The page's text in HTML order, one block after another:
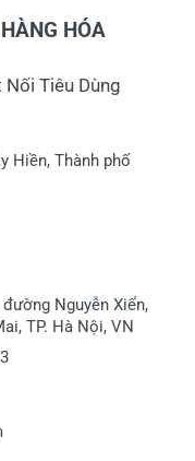
HÓA
Tiêu Dùng
Hiền, Thành phố
Nguyễn Xiển,
TP. Hà Nội, VN